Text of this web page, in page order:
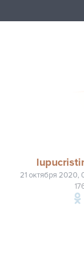
21 октября 2020,